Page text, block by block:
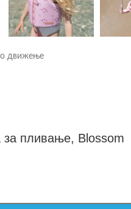
движење
за пливање, Blossom